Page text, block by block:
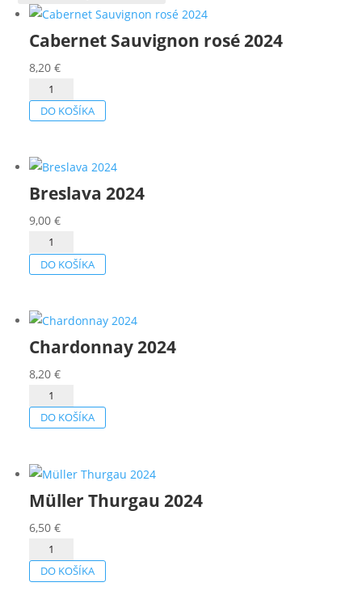
najnovších
Cabernet Sauvignon rosé 2024
8,20€
množstvo
Cabernet
2024
DO KOŠÍKA
Breslava 2024
9,00€
množstvo
Breslava
DO KOŠÍKA
Chardonnay 2024
8,20€
množstvo
Chardonnay
DO KOŠÍKA
Müller Thurgau 2024
6,50€
množstvo
Müller
DO KOŠÍKA